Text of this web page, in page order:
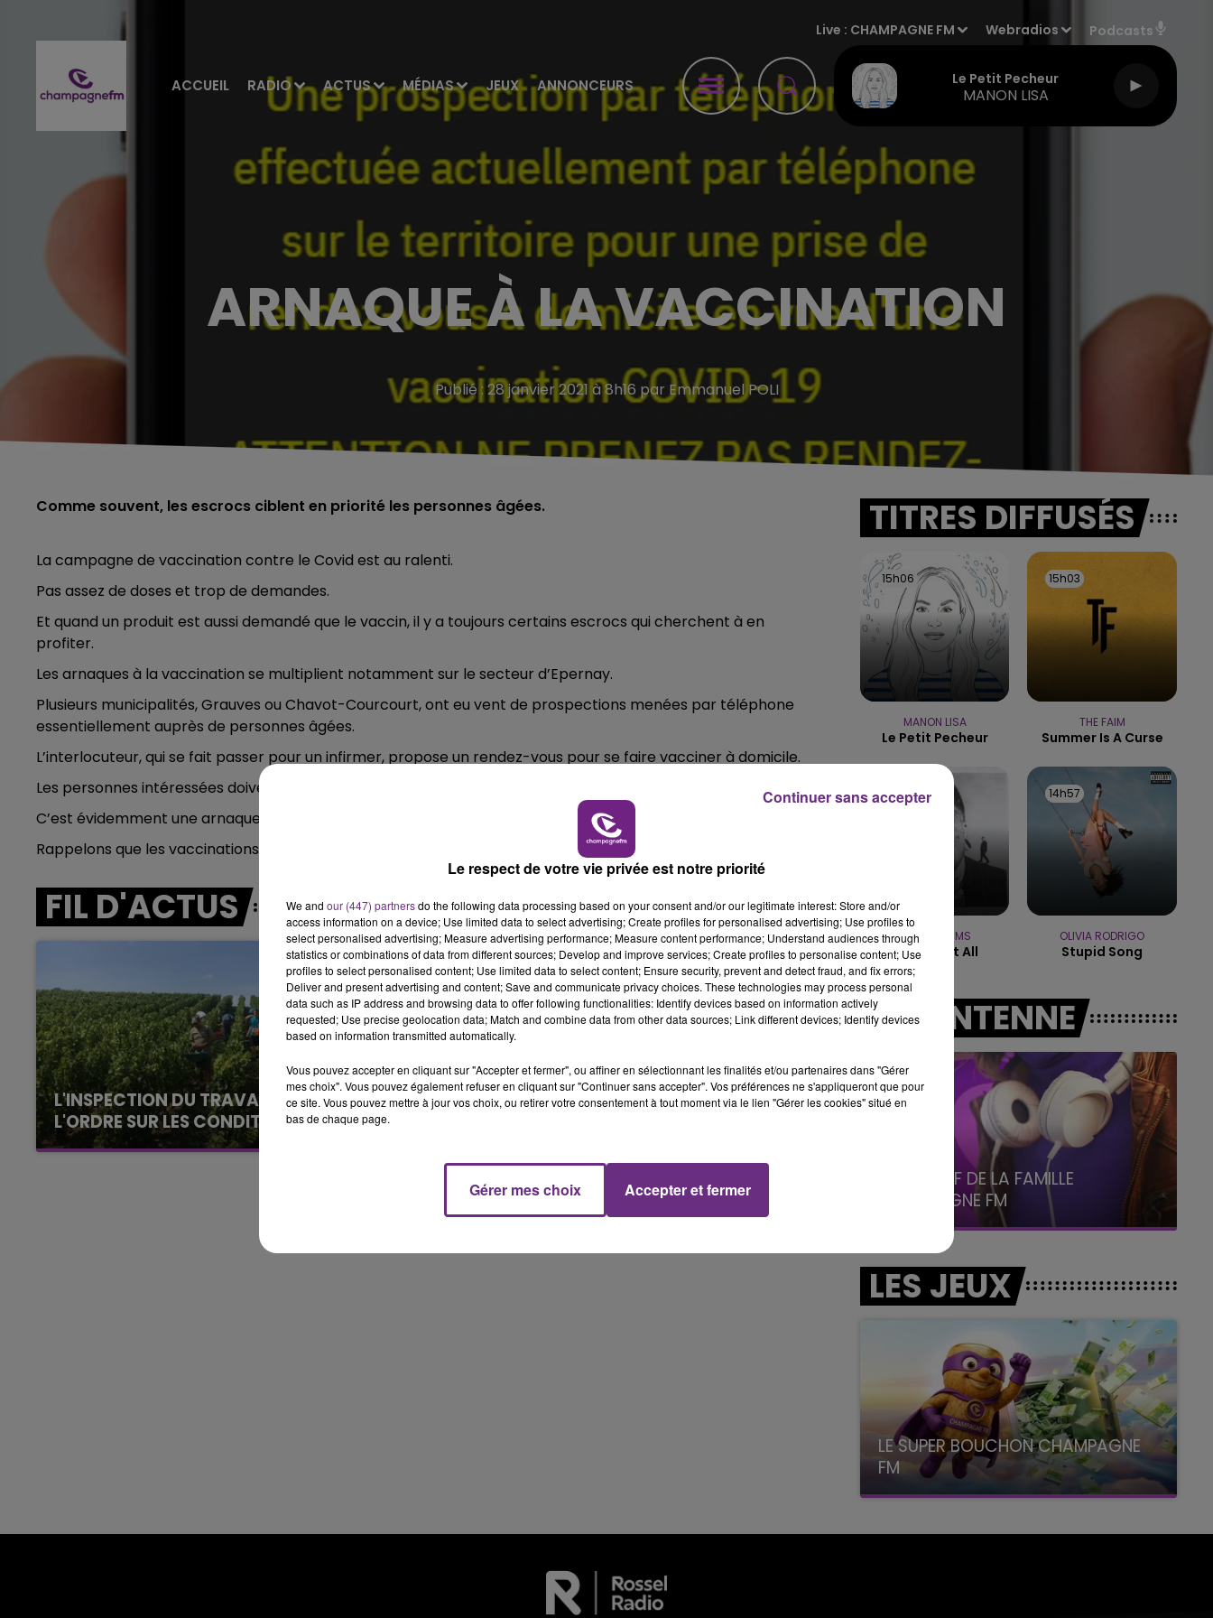
ACCUEIL RADIO ACTUS MÉDIAS JEUX ANNONCEURS
Live : CHAMPAGNE FM Webradios Podcasts
Le Petit Pecheur
MANON LISA
15h00 - 19h00
LE CLUB CHAMPAGNE FM
19h00 - 19h15
LA POP MACHINE - CHAMPAGNE FM
19h15 - 20h00
LA RADIO POP
ARNAQUE À LA VACCINATION
Publié : 28 janvier 2021 à 8h16 par Emmanuel POLI
Comme souvent, les escrocs ciblent en priorité les personnes âgées.
La campagne de vaccination contre le Covid est au ralenti.
Pas assez de doses et trop de demandes.
Et quand un produit est aussi demandé que le vaccin, il y a toujours certains escrocs qui cherchent à en
profiter.
Les arnaques à la vaccination se multiplient notamment sur le secteur d’Epernay.
Plusieurs municipalités, Grauves ou Chavot-Courcourt, ont eu vent de prospections menées par téléphone
essentiellement auprès de personnes âgées.
L’interlocuteur, qui se fait passer pour un infirmer, propose un rendez-vous pour se faire vacciner à domicile.
Les personnes intéressées doivent envoyer un chèque au préalable.
C’est évidemment une arnaque.
Rappelons que les vaccinations se font uniquement dans les centres agréés.
FIL D'ACTUS
L'INSPECTION DU TRAVAIL RAPPELLE À
L'ORDRE SUR LES CONDITIONS DE...
Alors que les dates de début des vendange
UN FEU DE REMORQUE BLOQUE LA
en fin de matinée sur l'A34.
TITRES DIFFUSÉS
15h06
15h06
MANON LISA
Le Petit Pecheur
15h03
15h03
THE FAIM
Summer Is A Curse
15h00
15h00
TEDDY SWIMS
Mr Know It All
14h57
14h57
OLIVIA RODRIGO
Stupid Song
A L'ANTENNE
19h15 - 20h00
LA RADIO POP
LE BEST OF DE LA FAMILLE
CHAMPAGNE FM
LES JEUX
LE SUPER BOUCHON CHAMPAGNE
FM
avec La Famille Champagne FM, à 8H10
Le respect de votre vie privée est notre priorité
We and our (447) partnersdo the following data processing based on your consent and/or our legitimate interest: Store and/or
access information on a device; Use limited data to select advertising; Create profiles for personalised advertising; Use profiles to
select personalised advertising; Measure advertising performance; Measure content performance; Understand audiences through
statistics or combinations of data from different sources; Develop and improve services; Create profiles to personalise content; Use
profiles to select personalised content; Use limited data to select content; Ensure security, prevent and detect fraud, and fix errors;
Deliver and present advertising and content; Save and communicate privacy choices. These technologies may process personal
data such as IP address and browsing data to offer following functionalities: Identify devices based on information actively
requested; Use precise geolocation data; Match and combine data from other data sources; Link different devices; Identify devices
based on information transmitted automatically.
Vous pouvez accepter en cliquant sur "Accepter et fermer", ou affiner en sélectionnant les finalités et/ou partenaires dans "Gérer
mes choix". Vous pouvez également refuser en cliquant sur "Continuer sans accepter". Vos préférences ne s'appliqueront que pour
ce site. Vous pouvez mettre à jour vos choix, ou retirer votre consentement à tout moment via le lien "Gérer les cookies" situé en
bas de chaque page.
Gérer mes choix Accepter et fermer
Continuer sans accepter